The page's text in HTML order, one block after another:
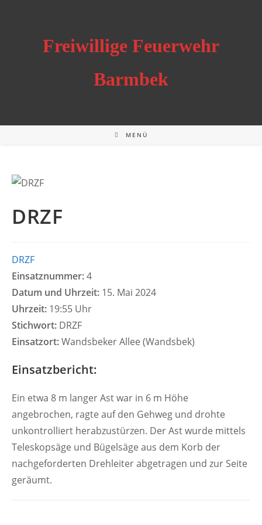
Freiwillige Feuerwehr
Barmbek
MENÜ
DRZF
DRZF
Einsatznummer:4
Datum und Uhrzeit: 15. Mai 2024
Uhrzeit: 19:55 Uhr
Stichwort: DRZF
Einsatzort:Wandsbeker Allee (Wandsbek)
Einsatzbericht:
Ein etwa 8 m langer Ast war in 6 m Höhe
angebrochen, ragte auf den Gehweg und drohte
unkontrolliert herabzustürzen. Der Ast wurde mittels
Teleskopsäge und Bügelsäge aus dem Korb der
nachgeforderten Drehleiter abgetragen und zur Seite
geräumt.